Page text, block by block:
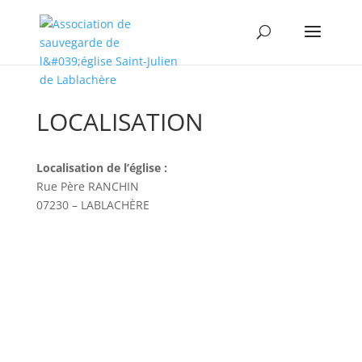
LOCALISATION
Localisation de l’église :
Rue Père RANCHIN
07230 – LABLACHÈRE